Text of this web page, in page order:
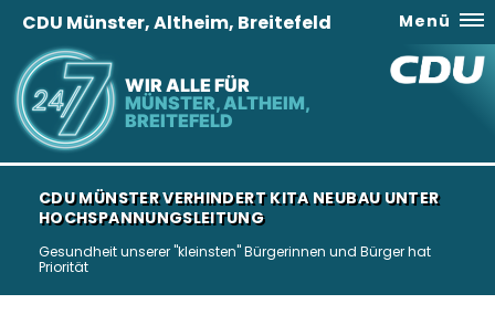
WIR ALLE FÜR
MÜNSTER, ALTHEIM,
BREITEFELD
CDU Münster, Altheim, Breitefeld Menü
CDU MÜNSTER VERHINDERT KITA NEUBAU UNTER
HOCHSPANNUNGSLEITUNG
Gesundheit unserer "kleinsten" Bürgerinnen und Bürger hat
Priorität